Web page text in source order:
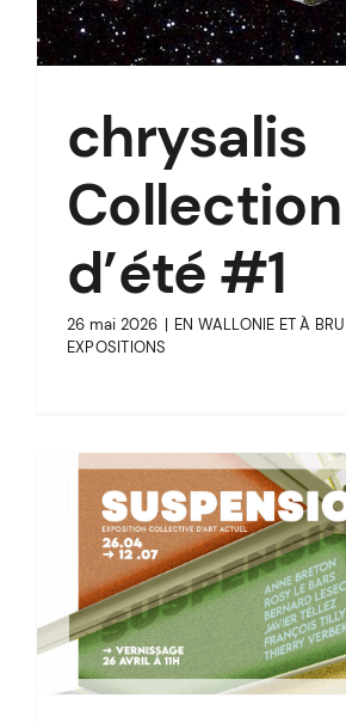
chrysalis
Collection
d’été #1
26 mai 2026 | EN WALLONIE ET À
EXPOSITIONS